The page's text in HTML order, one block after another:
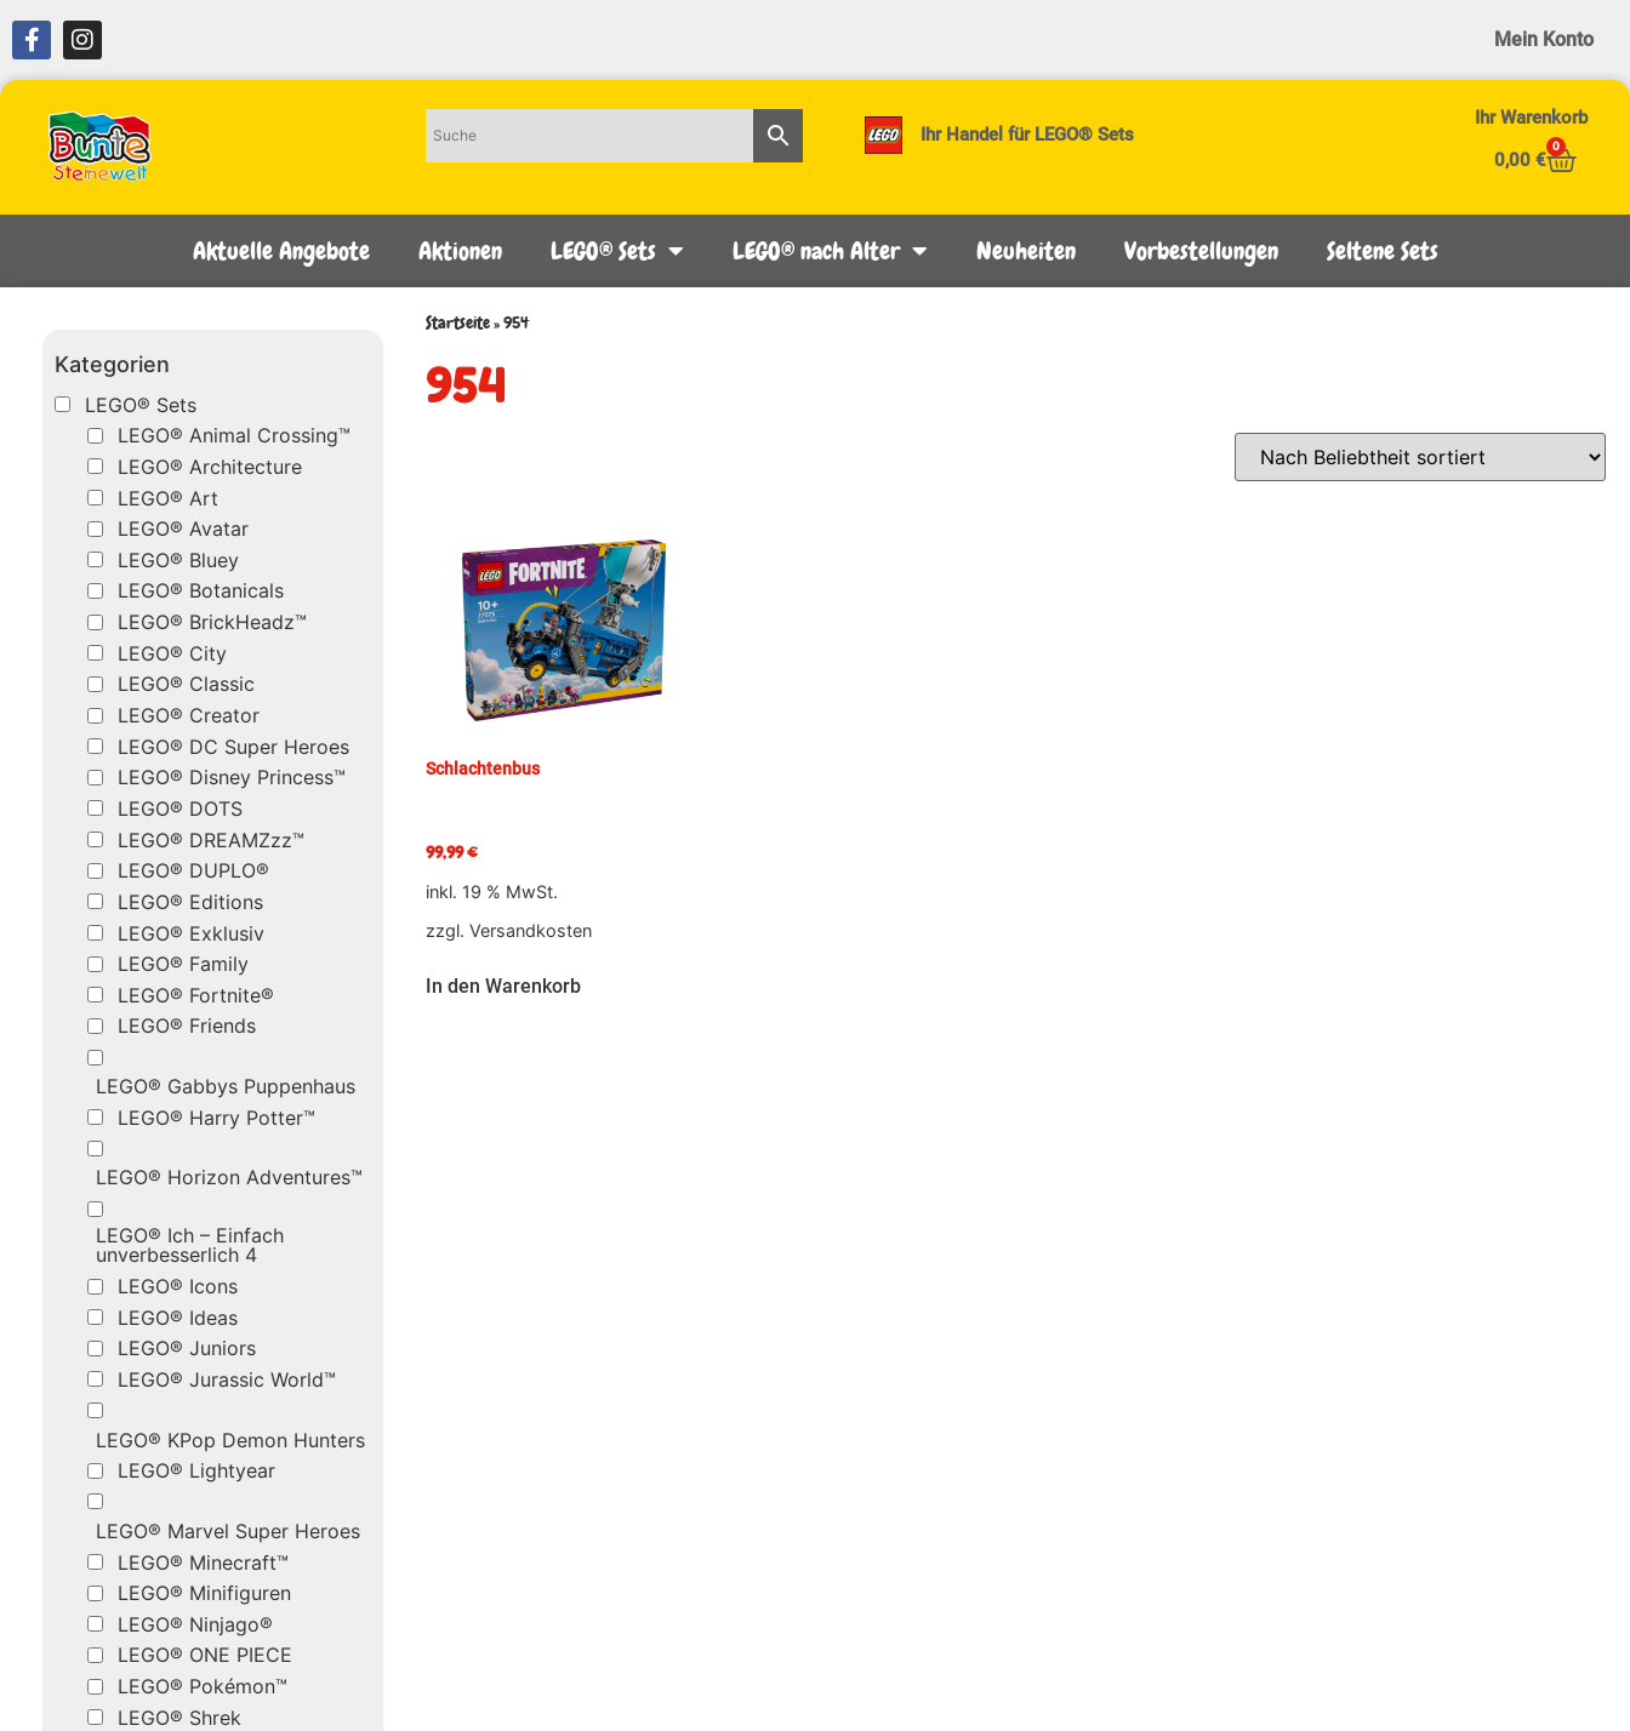
Mein Konto
Ihr Handel für LEGO® Sets
Ihr Warenkorb
0,00 €
0
Aktuelle Angebote Aktionen LEGO® Sets LEGO® nach Alter Neuheiten Vorbestellungen Seltene Sets
Kategorien
LEGO® Sets
LEGO® Animal Crossing™
LEGO® Architecture
LEGO® Art
LEGO® Avatar
LEGO® Bluey
LEGO® Botanicals
LEGO® BrickHeadz™
LEGO® City
LEGO® Classic
LEGO® Creator
LEGO® DC Super Heroes
LEGO® Disney Princess™
LEGO® DOTS
LEGO® DREAMZzz™
LEGO® DUPLO®
LEGO® Editions
LEGO® Exklusiv
LEGO® Family
LEGO® Fortnite®
LEGO® Friends
LEGO® Gabbys Puppenhaus
LEGO® Harry Potter™
LEGO® Horizon Adventures™
LEGO® Ich – Einfach
unverbesserlich 4
LEGO® Icons
LEGO® Ideas
LEGO® Juniors
LEGO® Jurassic World™
LEGO® KPop Demon Hunters
LEGO® Lightyear
LEGO® Marvel Super Heroes
LEGO® Minecraft™
LEGO® Minifiguren
LEGO® Ninjago®
LEGO® ONE PIECE
LEGO® Pokémon™
LEGO® Shrek
Startseite»954
954
Schlachtenbus
99,99€
inkl. 19 % MwSt.
zzgl. Versandkosten
In den Warenkorb